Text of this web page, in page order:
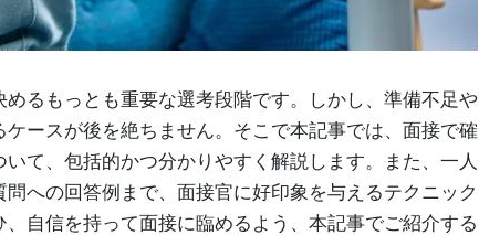
るもっとも重要な選考段階です。しかし、準備不足や
ースが後を絶ちません。そこで本記事では、面接で確
て、包括的かつ分かりやすく解説します。また、一人
への回答例まで、面接官に好印象を与えるテクニック
自信を持って面接に臨めるよう、本記事でご紹介する